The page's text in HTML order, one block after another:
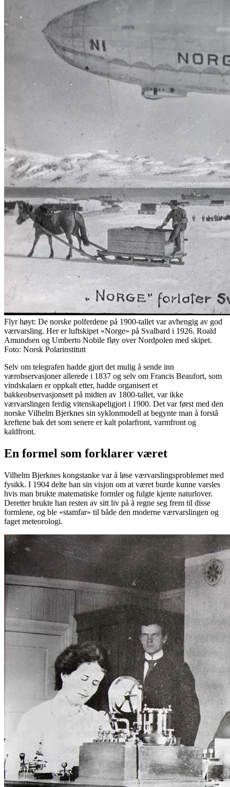
Flyr høyt: De norske polferdene på 1900-tallet var avhengig av god
værvarsling. Her er luftskipet «Norge» på Svalbard i 1926. Roald
Amundsen og Umberto Nobile fløy over Nordpolen med skipet.
Foto: Norsk Polarinstitutt
Selv om telegrafen hadde gjort det mulig å sende inn
værobservasjoner allerede i 1837 og selv om Francis Beaufort, som
vindskalaen er oppkalt etter, hadde organisert et
bakkeobservasjonsett på midten av 1800-tallet, var ikke
værvarslingen ferdig vitenskapeligjort i 1900. Det var først med den
norske Vilhelm Bjerknes sin syklonmodell at begynte man å forstå
kreftene bak det som senere er kalt polarfront, varmfront og
kaldfront.
En formel som forklarer været
Vilhelm Bjerknes kongstanke var å løse værvarslingsproblemet med
fysikk. I 1904 delte han sin visjon om at været burde kunne varsles
hvis man brukte matematiske formler og fulgte kjente naturlover.
Deretter brukte han resten av sitt liv på å regne seg frem til disse
formlene, og ble «stamfar» til både den moderne værvarslingen og
faget meteorologi.